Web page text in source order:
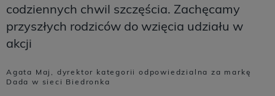
codziennych chwil szczęścia. Zachęcamy
przyszłych rodziców do wzięcia udziału w
akcji
Agata Maj, dyrektor kategorii odpowiedzialna za markę
Dada w sieci Biedronka